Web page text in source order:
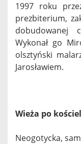
1997 roku
prezbiterium,
dobudowanej
Wykonał go
olsztyński
Jarosławiem.
Wieża po
Neogotycka,